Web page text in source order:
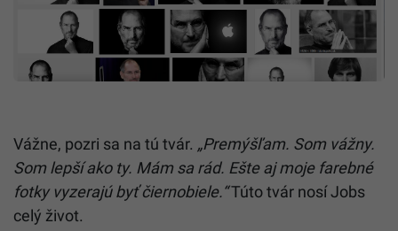
Vážne, pozri sa na tú tvár. „Premýšľam. Som vážny.
Som lepší ako ty. Mám sa rád. Ešte aj moje farebné
fotky vyzerajú byť čiernobiele.“Túto tvár nosí Jobs
celý život.